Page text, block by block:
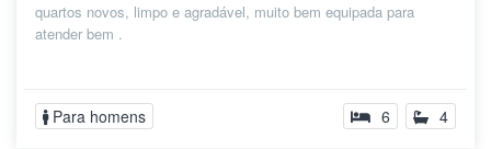
quartos novos, limpo e agradável, muito bem equipada para
atender bem .
Para homens 6 4